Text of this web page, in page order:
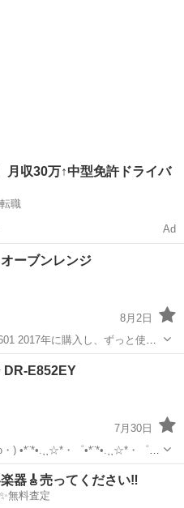
月収30万↑中型免許ドライバ
職
Ad
ーブンレンジ
8月2日
使っ
ジのブーという加熱音はするも
。 直そうと試みたりしていない
DR-E852EY
7月30日
・゜
...
ッチン家電
楽器🎸売ってください‼️
無料査定